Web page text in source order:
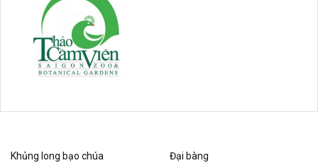
Khủng long bạo chúa
Đại bàng